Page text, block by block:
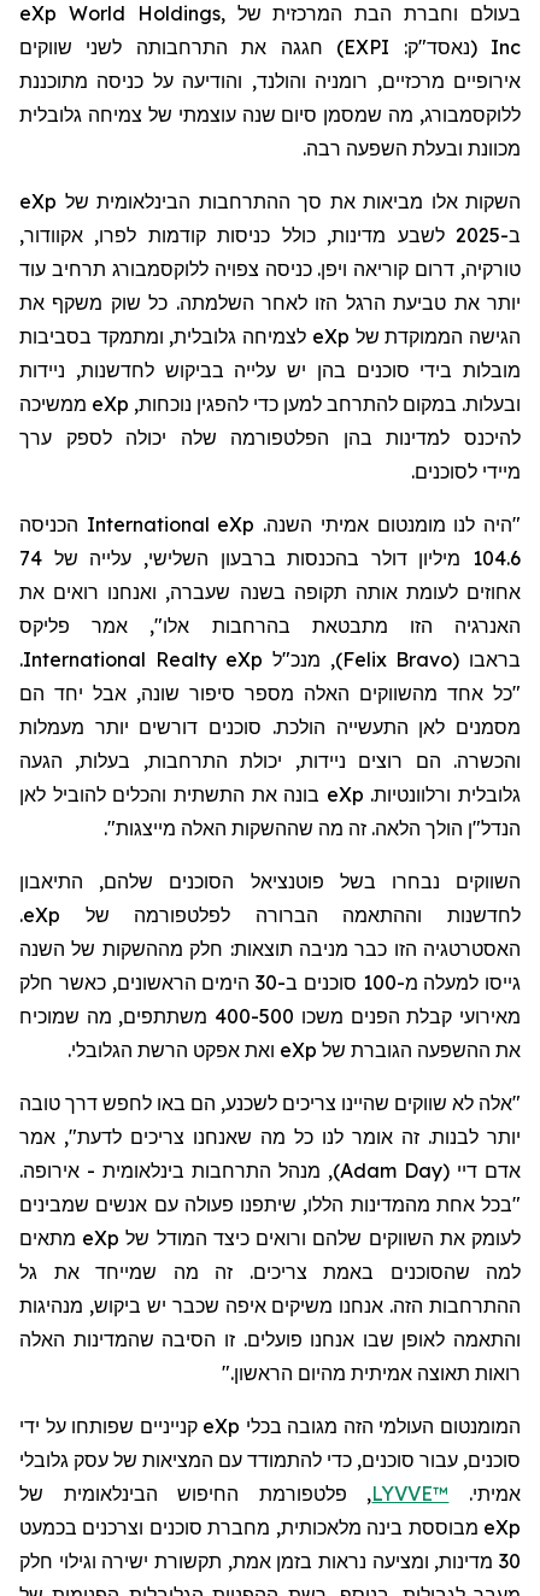
בעולם וחברת הבת המרכזית שלeXp World Holdings,
Inc (נאסד"ק: EXPI
) חגגה את התרחבותה לשני שווקים
אירופיים מרכזיים, רומניה והולנד, והודיעה על כניסה מתוכננת
ללוקסמבורג, מה שמסמן סיום שנה עוצמתי של צמיחה גלובלית
מכוונת ובעלת השפעה רבה.
השקות אלו מביאות את סך ההתרחבות הבינלאומית של eXp
ב-2025 לשבע מדינות, כולל כניסות קודמות לפרו, אקוודור,
טורקיה, דרום קוריאה ויפן. כניסה צפויה ללוקסמבורג תרחיב עוד
יותר את טביעת הרגל הזו לאחר השלמתה. כל שוק משקף את
הגישה הממוקדת של eXp לצמיחה גלובלית, ומתמקד בסביבות
מובלות בידי סוכנים בהן יש עלייה בביקוש לחדשנות, ניידות
ובעלות. במקום להתרחב למען כדי להפגין נוכחות, eXp ממשיכה
להיכנס למדינות בהן הפלטפורמה שלה יכולה לספק ערך
מיידי לסוכנים.
"היה לנו מומנטום אמיתי השנה. eXp
International הכניסה
104.6 מיליון דולר בהכנסות ברבעון השלישי, עלייה של 74
אחוזים לעומת אותה תקופה בשנה שעברה, ואנחנו רואים את
האנרגיה הזו מתבטאת בהרחבות אלו", אמר פליקס
בראבו (
Felix Bravo
), מנכ"ל eXp
Realty
International
.
"כל אחד מהשווקים האלה מספר סיפור שונה, אבל יחד הם
מסמנים לאן התעשייה הולכת. סוכנים דורשים יותר מעמלות
והכשרה. הם רוצים ניידות, יכולת התרחבות, בעלות, הגעה
גלובלית ורלוונטיות. eXp בונה את התשתית והכלים להוביל לאן
הנדל"ן הולך הלאה. זה מה שההשקות האלה מייצגות".
השווקים נבחרו בשל פוטנציאל הסוכנים שלהם, התיאבון
לחדשנות וההתאמה הברורה לפלטפורמה של eXp
.
האסטרטגיה הזו כבר מניבה תוצאות: חלק מההשקות של השנה
גייסו למעלה מ-100
סוכנים ב-30 הימים הראשונים, כאשר חלק
מאירועי קבלת הפנים משכו 400-500 משתתפים, מה שמוכיח
את ההשפעה הגוברת של eXp ואת אפקט הרשת הגלובלי.
"אלה לא שווקים שהיינו צריכים לשכנע, הם באו לחפש דרך טובה
יותר לבנות. זה אומר לנו כל מה שאנחנו צריכים לדעת", אמר
אדם דיי (
Adam Day
)
, מנהל התרחבות בינלאומית - אירופה.
"בכל אחת מהמדינות הללו, שיתפנו פעולה עם אנשים שמבינים
לעומק את השווקים שלהם ורואים כיצד המודל של eXp מתאים
למה שהסוכנים באמת צריכים. זה מה שמייחד את גל
ההתרחבות הזה. אנחנו משיקים איפה שכבר יש ביקוש, מנהיגות
והתאמה לאופן שבו אנחנו פועלים. זו הסיבה שהמדינות האלה
רואות תאוצה אמיתית מהיום הראשון."
המומנטום העולמי הזה מגובה בכלי eXp קנייניים שפותחו על ידי
סוכנים, עבור סוכנים, כדי להתמודד עם המציאות של עסק גלובלי
אמיתי. LYVVE™, פלטפורמת החיפוש הבינלאומית של
eXp מבוססת בינה מלאכותית, מחברת סוכנים וצרכנים בכמעט
30 מדינות, ומציעה נראות בזמן אמת, תקשורת ישירה וגילוי חלק